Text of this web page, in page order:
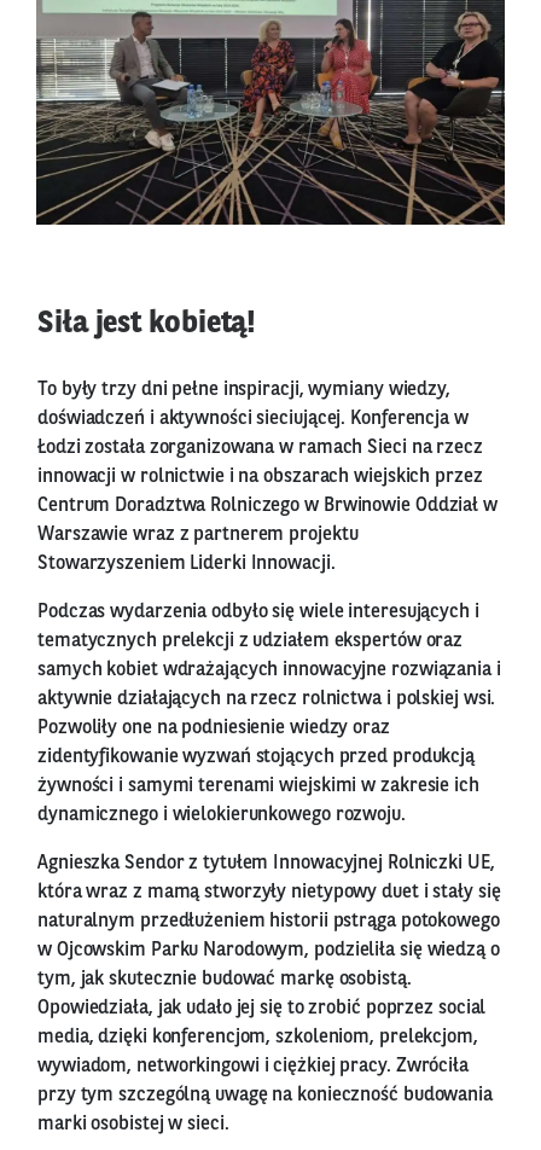
Siła jest kobietą!
To były trzy dni pełne inspiracji, wymiany wiedzy,
doświadczeń i aktywności sieciującej. Konferencja w
Łodzi została zorganizowana w ramach Sieci na rzecz
innowacji w rolnictwie i na obszarach wiejskich przez
Centrum Doradztwa Rolniczego w Brwinowie Oddział w
Warszawie wraz z partnerem projektu
Stowarzyszeniem Liderki Innowacji.
Podczas wydarzenia odbyło się wiele interesujących i
tematycznych prelekcji z udziałem ekspertów oraz
samych kobiet wdrażających innowacyjne rozwiązania i
aktywnie działających na rzecz rolnictwa i polskiej wsi.
Pozwoliły one na podniesienie wiedzy oraz
zidentyfikowanie wyzwań stojących przed produkcją
żywności i samymi terenami wiejskimi w zakresie ich
dynamicznego i wielokierunkowego rozwoju.
Agnieszka Sendor z tytułem Innowacyjnej Rolniczki UE,
która wraz z mamą stworzyły nietypowy duet i stały się
naturalnym przedłużeniem historii pstrąga potokowego
w Ojcowskim Parku Narodowym, podzieliła się wiedzą o
tym, jak skutecznie budować markę osobistą.
Opowiedziała, jak udało jej się to zrobić poprzez social
media, dzięki konferencjom, szkoleniom, prelekcjom,
wywiadom, networkingowi i ciężkiej pracy. Zwróciła
przy tym szczególną uwagę na konieczność budowania
marki osobistej w sieci.